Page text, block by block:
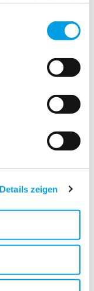
Details zeigen